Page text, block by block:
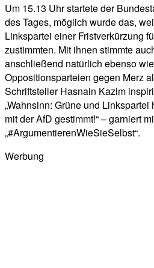
Um 15.13 Uhr startete der
des Tages, möglich wurde das,
Linkspartei einer Fristverkürzung
zustimmten. Mit ihnen stimmte
anschließend natürlich ebenso
Oppositionsparteien gegen Merz
Schriftsteller Hasnain Kazim
„Wahnsinn: Grüne und
mit der AfD gestimmt!“ – garniert
„#ArgumentierenWieSieSelbst“.
Werbung